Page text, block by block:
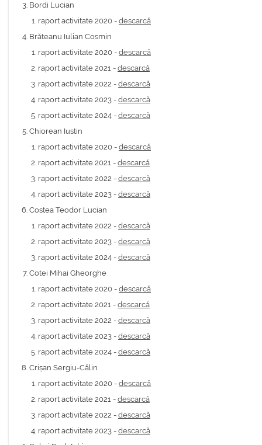
Bordi Lucian
raport activitate 2020 - descarcă
Brăteanu Iulian Cosmin
raport activitate 2020 - descarcă
raport activitate 2021 - descarcă
raport activitate 2022 - descarcă
raport activitate 2023 - descarcă
raport activitate 2024 - descarcă
Chiorean Iustin
raport activitate 2020 - descarcă
raport activitate 2021 - descarcă
raport activitate 2022 - descarcă
raport activitate 2023 - descarcă
Costea Teodor Lucian
raport activitate 2022 - descarcă
raport activitate 2023 - descarcă
raport activitate 2024 - descarcă
Cotei Mihai Gheorghe
raport activitate 2020 - descarcă
raport activitate 2021 - descarcă
raport activitate 2022 - descarcă
raport activitate 2023 - descarcă
raport activitate 2024 - descarcă
Crișan Sergiu-Călin
raport activitate 2020 - descarcă
raport activitate 2021 - descarcă
raport activitate 2022 - descarcă
raport activitate 2023 - descarcă